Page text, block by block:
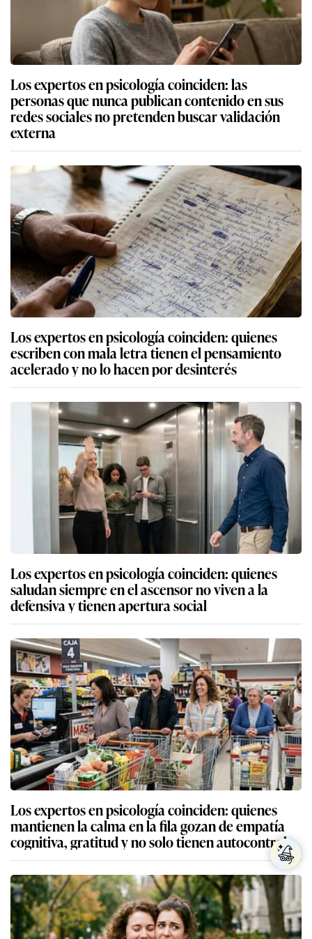
Los expertos en psicología coinciden: las
personas que nunca publican contenido en sus
redes sociales no pretenden buscar validación
externa
Los expertos en psicología coinciden: quienes
escriben con mala letra tienen el pensamiento
acelerado y no lo hacen por desinterés
Los expertos en psicología coinciden: quienes
saludan siempre en el ascensor no viven a la
defensiva y tienen apertura social
Los expertos en psicología coinciden: quienes
mantienen la calma en la fila gozan de empatía
cognitiva, gratitud y no solo tienen autocontrol